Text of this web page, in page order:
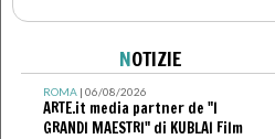
NOTIZIE
ROMA| 06/08/2026
ARTE.it media partner de "I
GRANDI MAESTRI" di KUBLAI Film